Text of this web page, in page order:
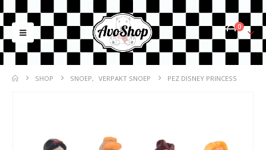
0
SHOP SNOEP, VERPAKT SNOEP PEZ DISNEY PRINCESS